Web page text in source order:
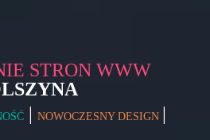
STRON WWW
| NOWOCZESNY DESIGN |